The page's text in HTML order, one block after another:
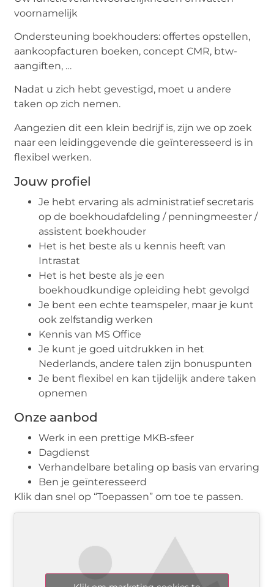
voornamelijk
Ondersteuning boekhouders: offertes opstellen,
aankoopfacturen boeken, concept CMR, btw-
aangiften, …
Nadat u zich hebt gevestigd, moet u andere
taken op zich nemen.
Aangezien dit een klein bedrijf is, zijn we op zoek
naar een leidinggevende die geïnteresseerd is in
flexibel werken.
Jouw profiel
Je hebt ervaring als administratief secretaris
op de boekhoudafdeling / penningmeester /
assistent boekhouder
Het is het beste als u kennis heeft van
Intrastat
Het is het beste als je een
boekhoudkundige opleiding hebt gevolgd
Je bent een echte teamspeler, maar je kunt
ook zelfstandig werken
Kennis van MS Office
Je kunt je goed uitdrukken in het
Nederlands, andere talen zijn bonuspunten
Je bent flexibel en kan tijdelijk andere taken
opnemen
Onze aanbod
Werk in een prettige MKB-sfeer
Dagdienst
Verhandelbare betaling op basis van ervaring
Ben je geïnteresseerd
Klik dan snel op “Toepassen” om toe te passen.